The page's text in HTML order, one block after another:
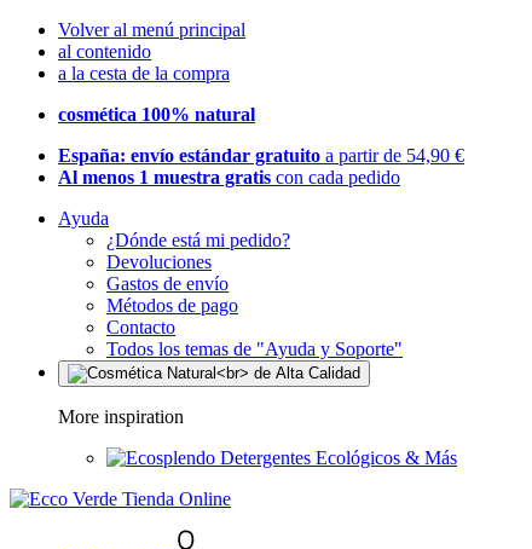
Volver al menú principal
al contenido
a la cesta de la compra
cosmética 100% natural
España: envío estándar gratuito a partir de 54,90 €
Al menos 1 muestra gratis con cada pedido
Ayuda
¿Dónde está mi pedido?
Devoluciones
Gastos de envío
Métodos de pago
Contacto
Todos los temas de "Ayuda y Soporte"
More inspiration
Detergentes Ecológicos & Más